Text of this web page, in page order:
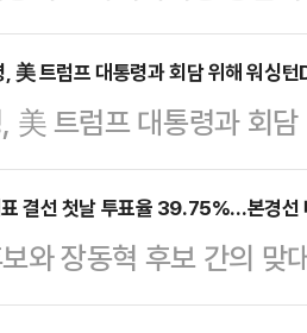
일정 상의 이유로 밴스
소는 지난해 12월 한
로 지난달 한미 관세 협
. 이 대통…
한 결과 스스로 목숨을
에 따르면 올해 32세로
카이다이빙을 하던 도
카이다이버였던 다마
치려는 시도를 하지 않
다고 한다.다마렐은
망 …
, 美 트럼프 대통령과 회담 위해 워싱턴
美 트럼프 대통령과 회
표 결선 첫날 투표율 39.75%…본경
와 장동혁 후보 간의 맞
투표율이 39.75%로 집